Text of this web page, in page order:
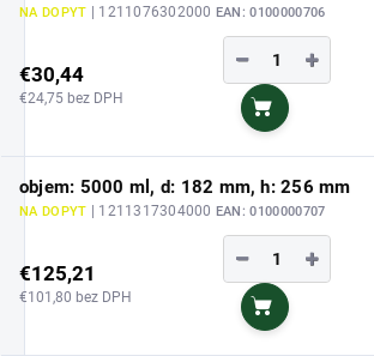
NA DOPYT | 1211076302000 EAN: 0100000706
€30,44
€24,75 bez DPH
+
−
Do košíka
objem: 5000 ml, d: 182 mm, h: 256 mm
NA DOPYT | 1211317304000 EAN: 0100000707
€125,21
€101,80 bez DPH
+
−
Do košíka